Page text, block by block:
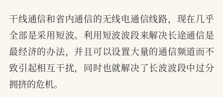
干线通信和省内通信的无线电通信线路，现在几乎
全部是采用短波。利用短波波段来解决长途通信是
最经济的办法，并且可以设置大量的通信频道而不
致引起相互干扰，同时也就解决了长波波段中过分
拥挤的危机。